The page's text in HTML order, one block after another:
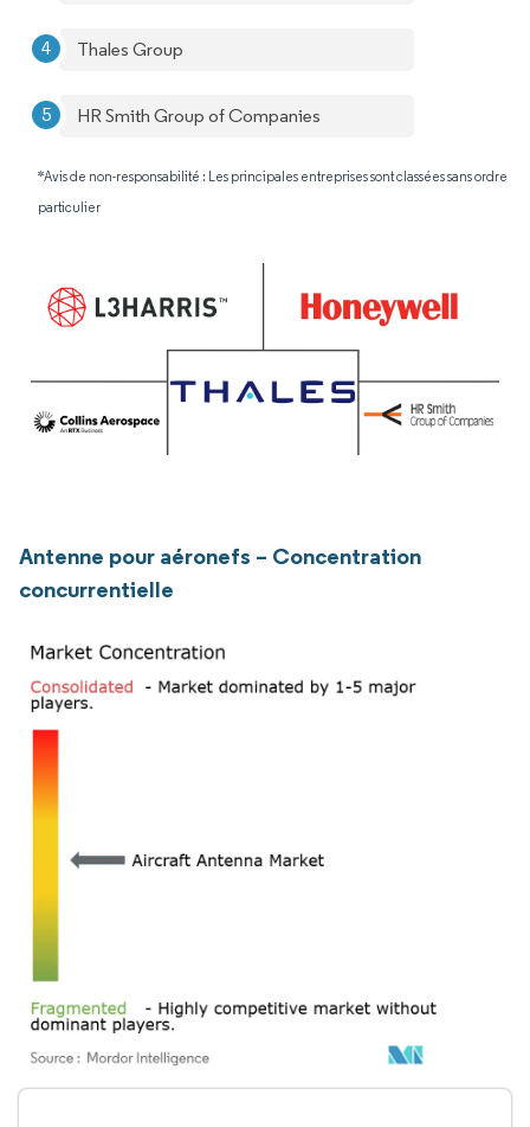
Thales Group
HR Smith Group of Companies
*Avis de non-responsabilité : Les principales entreprises sont classées sans ordre
particulier
Antenne pour aéronefs – Concentration
concurrentielle